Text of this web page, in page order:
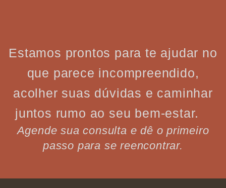
Estamos prontos para te ajudar no
que parece incompreendido,
acolher suas dúvidas e caminhar
juntos rumo ao seu bem-estar.
Agende sua consulta e dê o primeiro
passo para se reencontrar.